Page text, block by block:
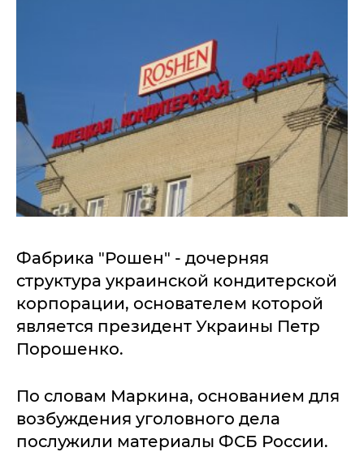
Фабрика "Рошен" - дочерняя
структура украинской кондитерской
корпорации, основателем которой
является президент Украины Петр
Порошенко.
По словам Маркина, основанием для
возбуждения уголовного дела
послужили материалы ФСБ России.